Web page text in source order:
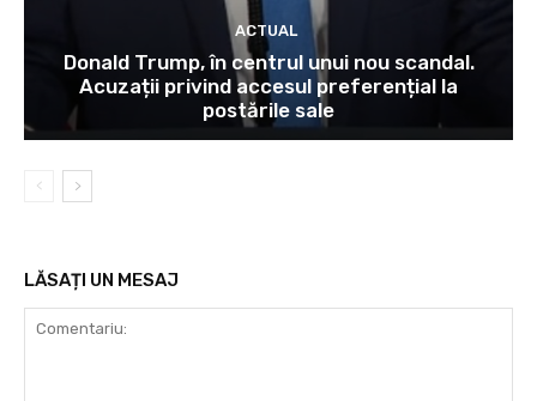
ACTUAL
Donald Trump, în centrul unui nou scandal.
Acuzații privind accesul preferențial la
postările sale
LĂSAȚI UN MESAJ